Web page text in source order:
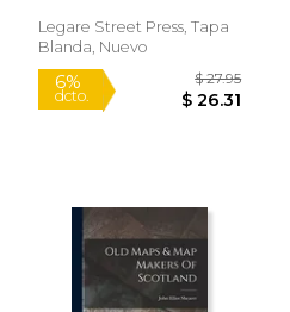
Inglés)
Legare Street Press, Tapa
Blanda, Nuevo